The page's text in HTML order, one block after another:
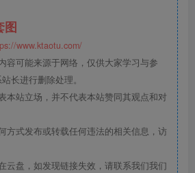
图
www.ktaotu.com/
容可能来源于网络，仅供大家学习与参
长进行删除处理。
本站立场，并不代表本站赞同其观点和对
方式发布或转载任何违法的相关信息，访
云盘，如发现链接失效，请联系我们我们